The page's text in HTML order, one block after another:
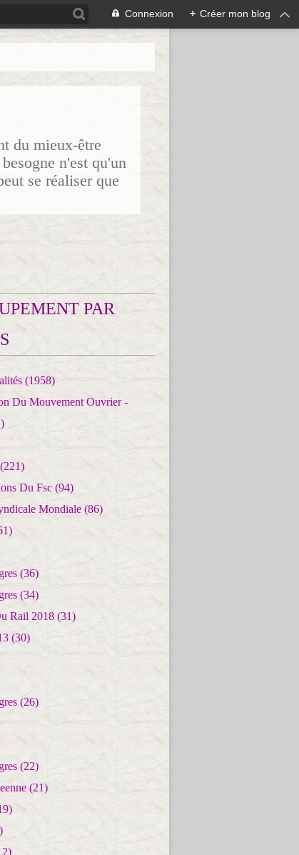
Connexion + Créer mon blog
du mieux-être
n'est qu'un
se réaliser que
PAR
(1958)
Du Mouvement Ouvrier -
(221)
Du Fsc (94)
Mondiale (86)
(36)
(34)
Rail 2018 (31)
(30)
(26)
(22)
(21)